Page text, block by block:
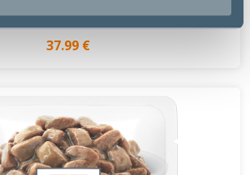
CAT MOBILITY – CHAT
37.99 €